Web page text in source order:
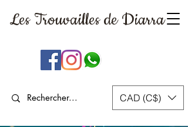
Les Trouvaillesde Diarra
CAD (C$)